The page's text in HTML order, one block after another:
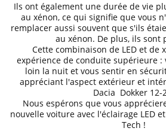
Ils ont également une durée de vie
au xénon, ce qui signifie que vous
remplacer aussi souvent que s'ils
au xénon. De plus, ils sont
Cette combinaison de LED et de
expérience de conduite supérieure:
loin la nuit et vous sentir en
appréciant l'aspect extérieur et
Dacia Dokker 12-
Nous espérons que vous
nouvelle voiture avec l'éclairage LED
Tech !